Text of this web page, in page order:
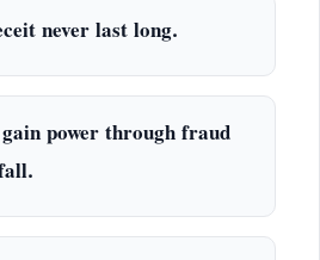
never last long.
power through fraud